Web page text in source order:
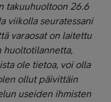
takuuhuoltoon 26.6
viikolla seuratessani
varaosat on laitettu
huoltotilannetta,
ole tietoa, voi olla
ollut päivittäin
useiden ihmisten